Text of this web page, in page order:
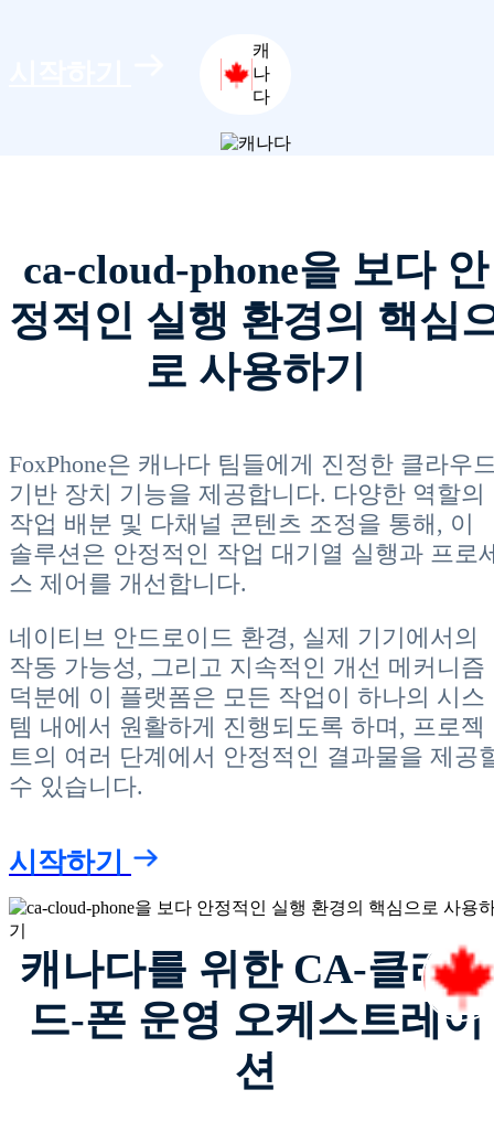
캐
나
다
ca-cloud-phone을 보다 안
정적인 실행 환경의 핵심
로 사용하기
FoxPhone은 캐나다 팀들에게 진정한 클라우
기반 장치 기능을 제공합니다. 다양한 역할의
작업 배분 및 다채널 콘텐츠 조정을 통해, 이
솔루션은 안정적인 작업 대기열 실행과 프로
스 제어를 개선합니다.
네이티브 안드로이드 환경, 실제 기기에서의
작동 가능성, 그리고 지속적인 개선 메커니즘
덕분에 이 플랫폼은 모든 작업이 하나의 시스
템 내에서 원활하게 진행되도록 하며, 프로젝
트의 여러 단계에서 안정적인 결과물을 제공
수 있습니다.
시작하기
캐나다를 위한 CA-클라우
드-폰 운영 오케스트레이
션